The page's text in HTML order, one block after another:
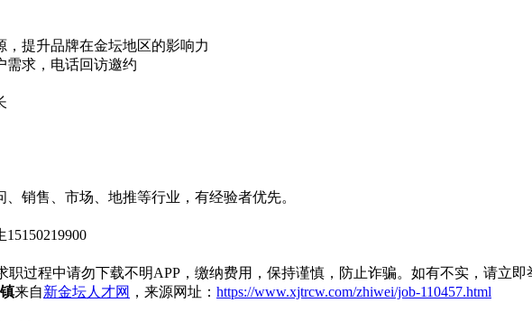
提升品牌在金坛地区的影响力
需求，电话回访邀约
销售、市场、地推等行业，有经验者优先。
职过程中请勿下载不明APP，缴纳费用，保持谨慎，防止诈骗。如有不实，请立
来自新金坛人才网 ，来源网址： https://www.xjtrcw.com/zhiwei/job-110457.html